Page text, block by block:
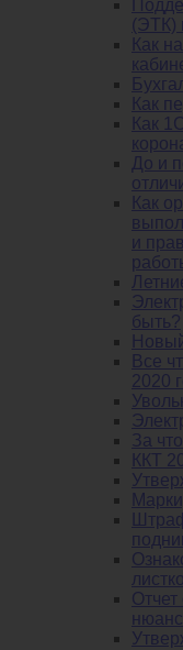
(ЭТК)
Как
Как
Как
До и
Как
и
быть?
Все
2020
За
ККТ
Отчет